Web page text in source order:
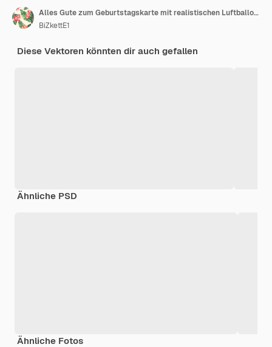
Alles Gute zum Geburtstagskarte mit realistischen Luftballons
BiZkettE1
Diese Vektoren könnten dir auch gefallen
Ähnliche PSD
Ähnliche Fotos